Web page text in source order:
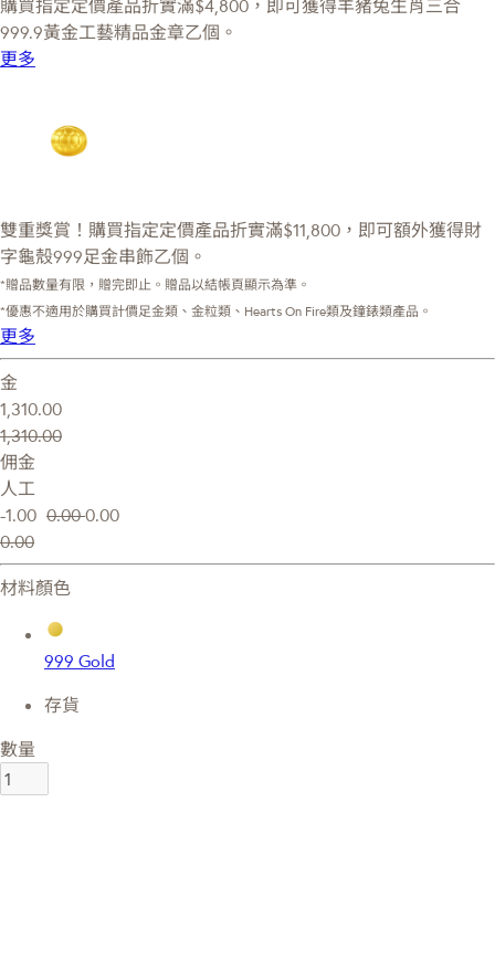
購買指定定價產品折實滿$4,800，即可獲得羊豬兔生肖三合
999.9黃金工藝精品金章乙個。
更多
雙重獎賞！購買指定定價產品折實滿$11,800，即可額外獲得財
字龜殼999足金串飾乙個。
*贈品數量有限，贈完即止。贈品以結帳頁顯示為準。
*優惠不適用於購買計價足金類、金粒類、Hearts On Fire類及鐘錶類產品。
更多
金
1,310.00
1,310.00
佣金
人工
-1.00 0.000.00
0.00
材料顏色
999 Gold
存貨
數量